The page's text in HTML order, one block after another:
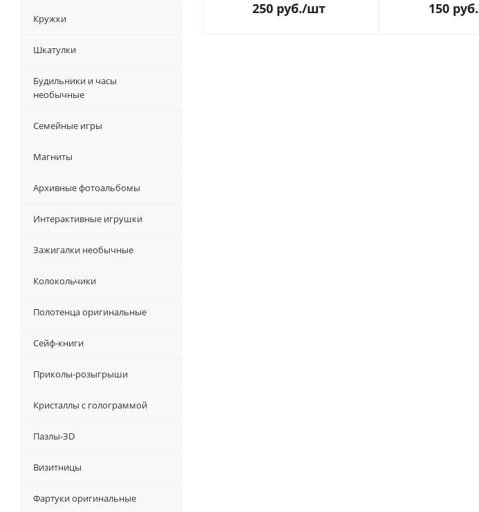
250 руб./шт 150 руб.
Кружки
Шкатулки
Будильники и часы
необычные
Семейные игры
Магниты
Архивные фотоальбомы
Интерактивные игрушки
Зажигалки необычные
Колокольчики
Полотенца оригинальные
Сейф-книги
Приколы-розыгрыши
Кристаллы с голограммой
Пазлы-ЗD
Визитницы
Фартуки оригинальные